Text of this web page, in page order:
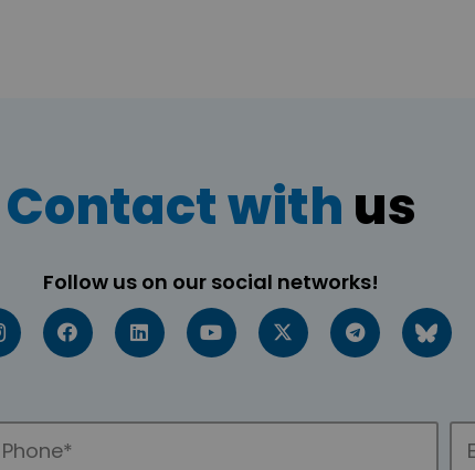
Contact with us
Follow us on our social networks!